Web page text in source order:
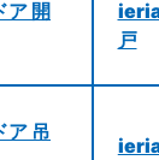
開
戸
吊